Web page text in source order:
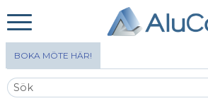
BOKA MÖTE HÄR!